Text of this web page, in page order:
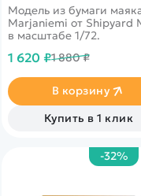
Модель из бумаги
Marjaniemi от Shipyard
в масштабе 1/72.
1 620 ₽1 880 ₽
В корзину
Купить в 1 клик
-32%